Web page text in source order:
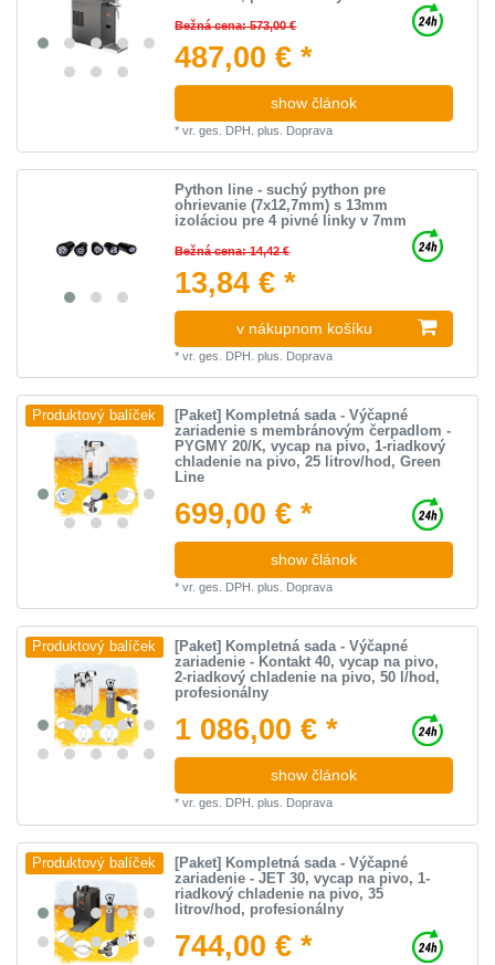
Bežná cena: 573,00 €
487,00 € *
show článok
*vr. ges. DPH. plus. Doprava
Python line - suchý python pre
ohrievanie (7x12,7mm) s 13mm
izoláciou pre 4 pivné linky v 7mm
Bežná cena: 14,42 €
13,84 € *
v nákupnom košíku
*vr. ges. DPH. plus. Doprava
Produktový balíček
[Paket] Kompletná sada - Výčapné
zariadenie s membránovým čerpadlom -
PYGMY 20/K, vycap na pivo, 1-riadkový
chladenie na pivo, 25 litrov/hod, Green
Line
699,00 € *
show článok
*vr. ges. DPH. plus. Doprava
Produktový balíček
[Paket] Kompletná sada - Výčapné
zariadenie - Kontakt 40, vycap na pivo,
2-riadkový chladenie na pivo, 50 l/hod,
profesionálny
1 086,00 € *
show článok
*vr. ges. DPH. plus. Doprava
Produktový balíček
[Paket] Kompletná sada - Výčapné
zariadenie - JET 30, vycap na pivo, 1-
riadkový chladenie na pivo, 35
litrov/hod, profesionálny
744,00 € *